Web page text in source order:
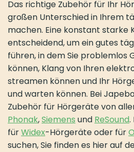
Das richtige Zubehör für Ihr
großen Unterschied in Ihrem
machen. Eine konstant starke
entscheidend, um ein gutes
führen, in dem Sie problemlos
können, Klang von Ihren
streamen können und Ihr
und warten können. Bei
Zubehör für Hörgeräte von
Phonak,Siemens und ReSound.
fürWidex-Hörgeräte oder für
suchen, Sie finden es hier auf